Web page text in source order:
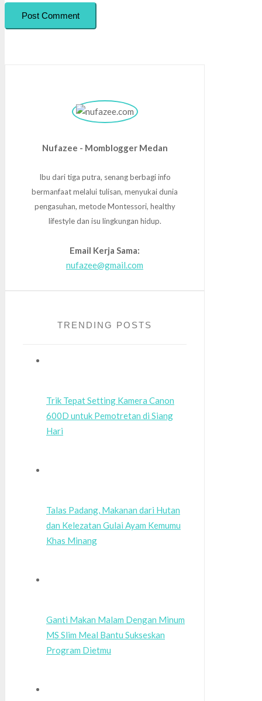
Post Comment
Nufazee - Momblogger Medan
Ibu dari tiga putra, senang berbagi info
bermanfaat melalui tulisan, menyukai dunia
pengasuhan, metode Montessori, healthy
lifestyle dan isu lingkungan hidup.
Email Kerja Sama:
nufazee@gmail.com
TRENDING POSTS
Trik Tepat Setting Kamera Canon
600D untuk Pemotretan di Siang
Hari
Talas Padang, Makanan dari Hutan
dan Kelezatan Gulai Ayam Kemumu
Khas Minang
Ganti Makan Malam Dengan Minum
MS Slim Meal Bantu Sukseskan
Program Dietmu